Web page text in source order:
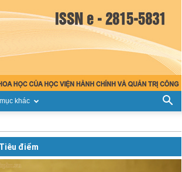
khác
Tiêu điểm